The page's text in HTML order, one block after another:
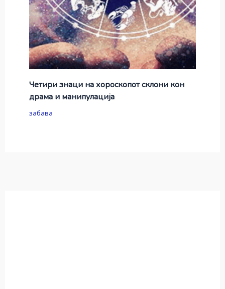
Четири знаци на хороскопот склони кон
драма и манипулација
забава